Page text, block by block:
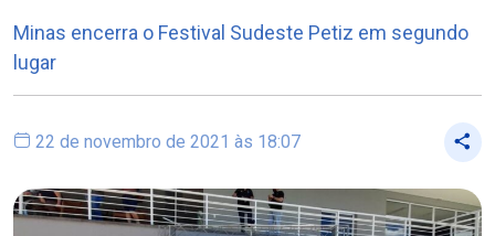
Minas encerra o Festival Sudeste Petiz em segundo
lugar
22 de novembro de 2021 às 18:07